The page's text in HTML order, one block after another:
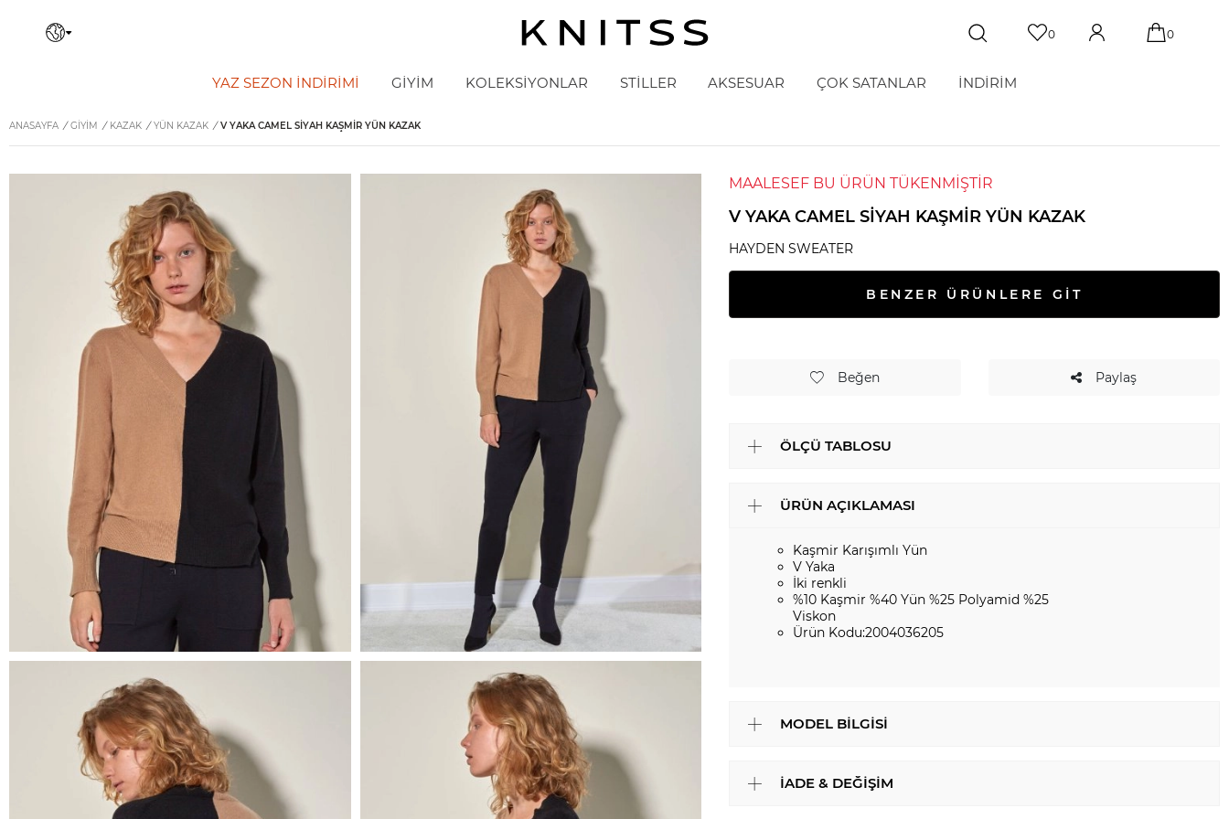
0 0
YAZ SEZON İNDIRIMI GİYİM KOLEKSİYONLAR STİLLER AKSESUAR ÇOK SATANLAR İNDİRİM
ANASAYFA / GİYİM / KAZAK / YÜN KAZAK / V YAKA CAMEL SIYAH KAŞMIR YÜN KAZAK
MAALESEF BU ÜRÜN TÜKENMİŞTİR
V YAKA CAMEL SIYAH KAŞMIR YÜN KAZAK
HAYDEN SWEATER
BENZER ÜRÜNLERE GİT
Beğen Paylaş
ÖLÇÜ TABLOSU
ÜRÜN AÇIKLAMASI
Kaşmir Karışımlı Yün
V Yaka
İki renkli
%10 Kaşmir %40 Yün %25 Polyamid %25
Viskon
Ürün Kodu:2004036205
MODEL BILGISI
İADE & DEĞIŞIM